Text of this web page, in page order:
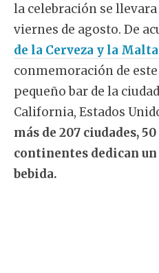
la celebración se
viernes de agosto. De
de la Cerveza y la
conmemoración de
pequeño bar de la
California, Estados
más de 207 ciudades,
continentes dedican un
bebida.